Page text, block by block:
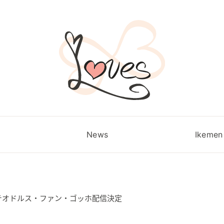
News
ドルス・ファン・ゴッホ配信決定